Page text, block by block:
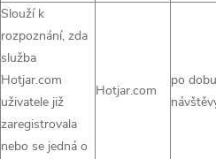
Slouží k
rozpoznání, zda
služba
Hotjar.com
uživatele již
zaregistrovala
nebo se jedná o
Hotjar.com
po dobu